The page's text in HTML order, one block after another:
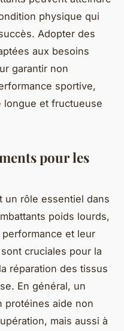
physique qui
Adopter des
aux besoins
garantir non
sportive,
longue et fructueuse
pour les
un rôle essentiel dans
poids lourds,
et leur
sont cruciales pour la
réparation des tissus
En général, un
protéines aide non
mais aussi à